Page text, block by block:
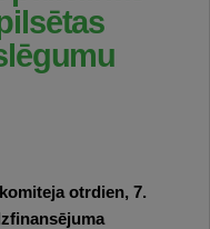
otrdien, 7.